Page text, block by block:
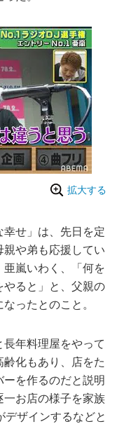
拡大する
せ」は、先日を定
や弟も応援してい
嵐いわく、「何を
ると」と、父親の
ったとのこと。
年料理屋をやって
化もあり、店をた
を作るのだと説明
一お店の様子を家族
デザインするなどと